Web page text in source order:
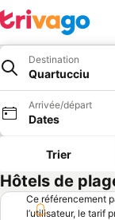
Destination
Quartucciu
Arrivée/départ
Dates
Trier
Hôtels de
Ce référencement
l’utilisateur, le tarif